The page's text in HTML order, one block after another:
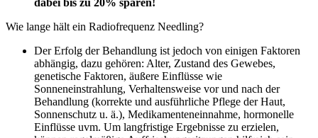
Wie lange hält ein Radiofrequenz Needling?
Der Erfolg der Behandlung ist jedoch von einigen Faktoren
abhängig, dazu gehören: Alter, Zustand des Gewebes,
genetische Faktoren, äußere Einflüsse wie
Sonneneinstrahlung, Verhaltensweise vor und nach der
Behandlung (korrekte und ausführliche Pflege der Haut,
Sonnenschutz u. ä.), Medikamenteneinnahme, hormonelle
Einflüsse uvm. Um langfristige Ergebnisse zu erzielen,